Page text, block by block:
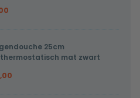
25cm
mat zwart